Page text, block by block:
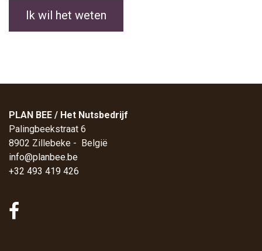
Ik wil het weten
PLAN BEE / Het Nutsbedrijf
Palingbeekstraat 6
8902 Zillebeke - België
info@planbee.be
+32 493 419 426